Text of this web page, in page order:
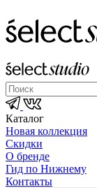
Каталог
Новая коллекция
Скидки
О бренде
Гид по Нижнему
Контакты